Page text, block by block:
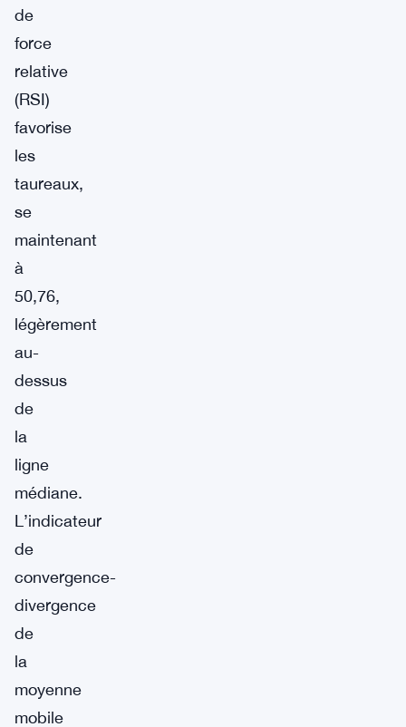
de
force
relative
(RSI)
favorise
les
taureaux,
se
maintenant
à
50,76,
légèrement
au-
dessus
de
la
ligne
médiane.
L’indicateur
de
convergence-
divergence
de
la
moyenne
mobile